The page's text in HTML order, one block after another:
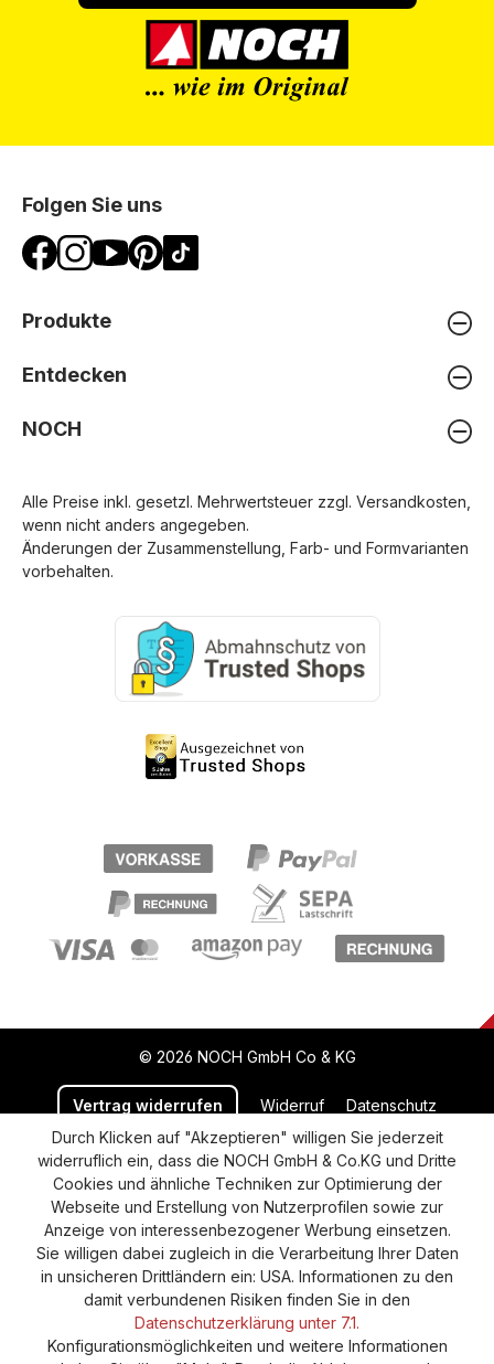
Folgen Sie uns
Produkte
Entdecken
NOCH
Alle Preise inkl. gesetzl. Mehrwertsteuer zzgl. Versandkosten
wenn nicht anders angegeben.
Änderungen der Zusammenstellung, Farb- und Formvarianten
vorbehalten.
© 2026 NOCH GmbH Co & KG
Vertrag widerrufen Widerruf Datenschutz
Versand und Zahlung AGB
Impressum
Cookie-Einstellungen
Barrierefreiheitserklärung
Durch Klicken auf "Akzeptieren" willigen Sie jederzeit
widerruflich ein, dass die NOCH GmbH & Co.KG und Dritte
Cookies und ähnliche Techniken zur Optimierung der
Webseite und Erstellung von Nutzerprofilen sowie zur
Anzeige von interessenbezogener Werbung einsetzen.
Sie willigen dabei zugleich in die Verarbeitung Ihrer Daten
in unsicheren Drittländern ein: USA. Informationen zu den
damit verbundenen Risiken finden Sie in den
Datenschutzerklärung unter 7.1.
Konfigurationsmöglichkeiten und weitere Informationen